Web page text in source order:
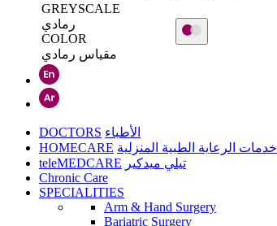
GREYSCALE
رمادي
COLOR
مقياس رمادي
DOCTORS الأطباء
HOMECARE خدمات الرعاية الطبية المنزلية
teleMEDCARE تيلي ميدكير
Chronic Care
SPECIALITIES
Arm & Hand Surgery
Bariatric Surgery